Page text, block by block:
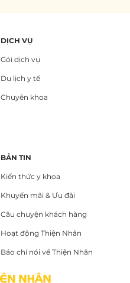
DỊCH VỤ
Gói dịch vụ
Du lịch y tế
Chuyên khoa
BẢN TIN
Kiến thức y khoa
Khuyến mãi & Ưu đãi
Câu chuyện khách hàng
Hoạt động Thiện Nhân
Báo chí nói về Thiện Nhân